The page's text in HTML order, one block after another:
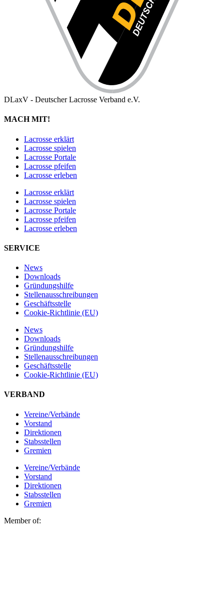
DLaxV - Deutscher Lacrosse Verband e.V.
MACH MIT!
Lacrosse erklärt
Lacrosse spielen
Lacrosse Portale
Lacrosse pfeifen
Lacrosse erleben
Lacrosse erklärt
Lacrosse spielen
Lacrosse Portale
Lacrosse pfeifen
Lacrosse erleben
SERVICE
News
Downloads
Gründungshilfe
Stellen­ausschreibungen
Geschäftsstelle
Cookie-Richtlinie (EU)
News
Downloads
Gründungshilfe
Stellen­ausschreibungen
Geschäftsstelle
Cookie-Richtlinie (EU)
VERBAND
Vereine/Verbände
Vorstand
Direktionen
Stabsstellen
Gremien
Vereine/Verbände
Vorstand
Direktionen
Stabsstellen
Gremien
Member of: